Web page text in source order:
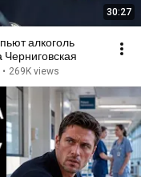
30:27
алкоголь
Черниговская
• 269K views